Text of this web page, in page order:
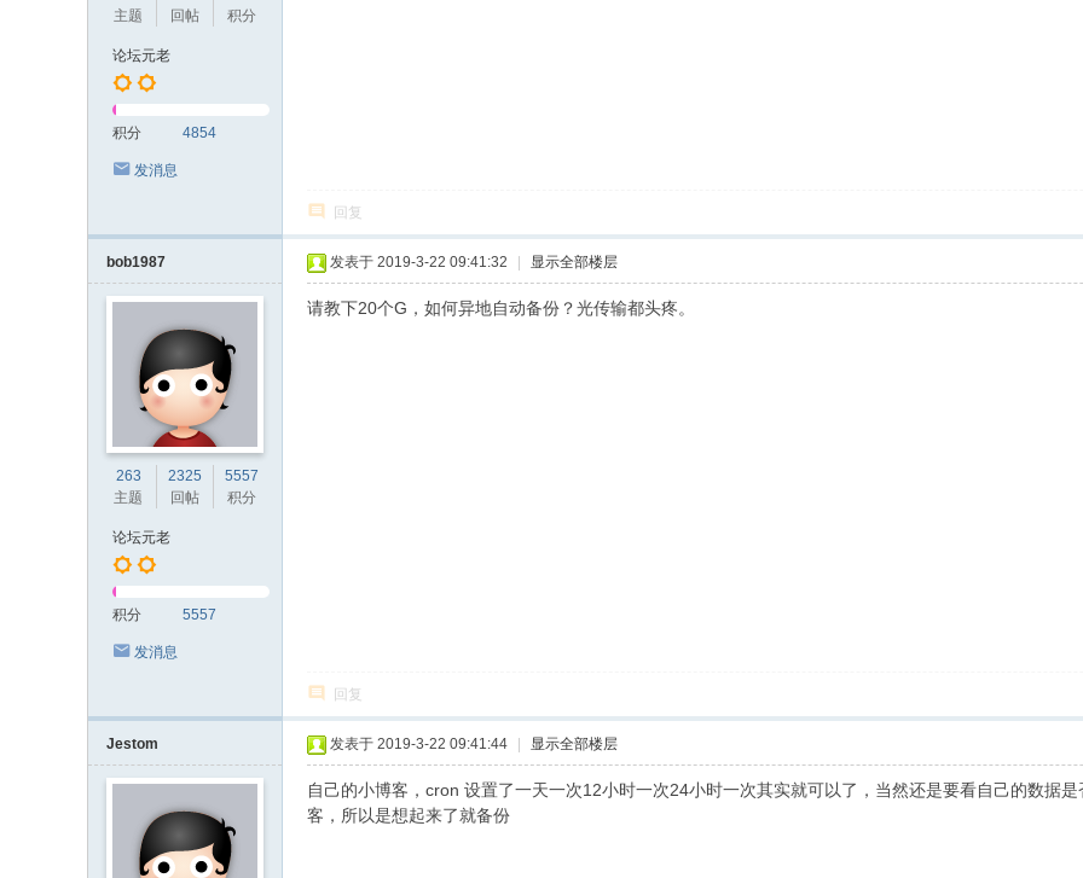
主题
回帖
积分
论坛元老
积分 4854
发消息
回复
bob1987
263
主题
2325
回帖
5557
积分
论坛元老
积分 5557
发消息
发表于 2019-3-22 09:41:32 显示全部楼层
请教下20个G，如何异地自动备份？光传输都头疼。
回复
Jestom 发表于 2019-3-22 09:41:44 显示全部楼层
自己的小博客，cron 设置了一天一次12小时一次24小时一次其实就可以了，当然还是要看自己的数据
客，所以是想起来了就备份